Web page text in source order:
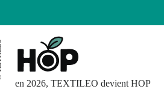
contenu
en 2026, TEXTILEO devient HOP